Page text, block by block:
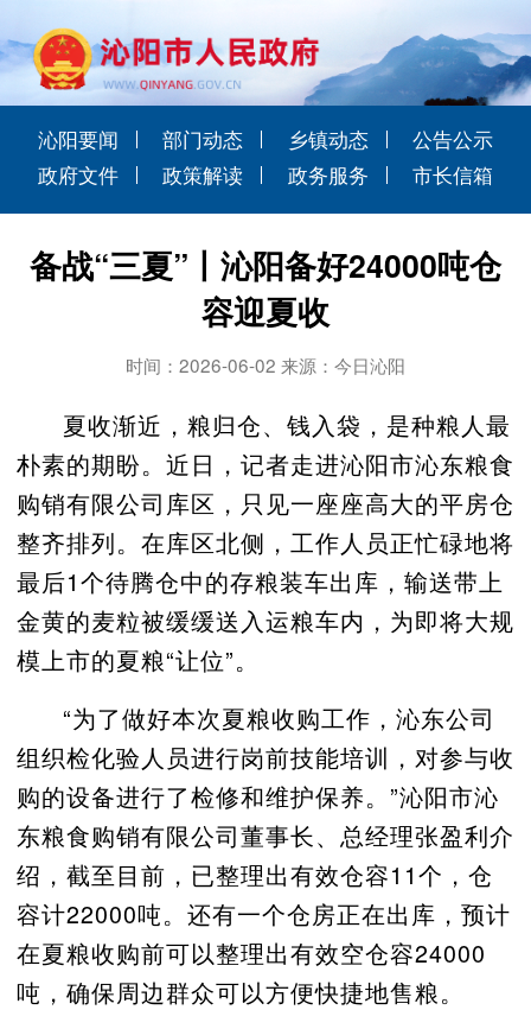
沁阳要闻 部门动态 乡镇动态
公告公示
政府文件
政策解读 政务服务 市长信箱
备战“三夏”丨沁阳备好24000吨仓
容迎夏收
时间：2026-06-02 来源：今日沁阳
夏收渐近，粮归仓、钱入袋，是种粮人最
朴素的期盼。近日 ，记者走进沁阳市沁东粮食
购销有限公司库区，只见一座座高大的平房仓
整齐排列。在库区北侧，工作人员正忙碌地将
最后1个待腾仓中的存粮装车出库，输送带 上
金黄的麦粒被缓缓送入运粮车内 ， 为即将大规
模上市的夏粮“让位”。
“为了做好本次夏粮收购工作，沁东公司
组织检化验人员进行岗前技能培训，对参与收
购的设备进行了检修和维护保养。 ”沁阳市沁
东粮食购销有限公司董事长、总经理张盈利介
绍，截至目前，已整理出有效仓容11个，仓
容计22000吨。还有一个仓房正在出库，预计
在夏粮收购前可以整理出有效空仓容24000
吨，确保周边群众可以方便快捷地售粮。